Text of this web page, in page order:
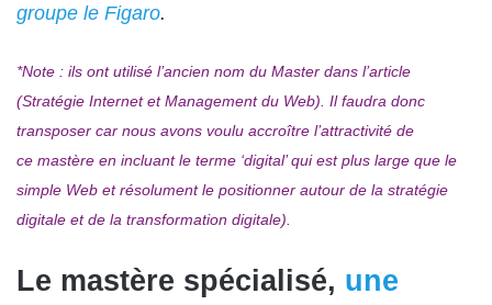
groupe le Figaro.
*Note : ils ont utilisé l’ancien nom du Master dans l’article
(Stratégie Internet et Management du Web). Il faudra donc
transposer car nous avons voulu accroître l’attractivité de
ce mastère en incluant le terme ‘digital’ qui est plus large que le
simple Web et résolument le positionner autour de la stratégie
digitale et de la transformation digitale).
Le mastère spécialisé, une